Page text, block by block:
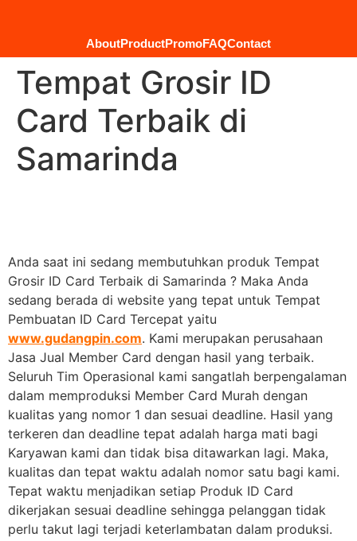
AboutProductPromoFAQContact
Tempat Grosir ID
Card Terbaik di
Samarinda
Anda saat ini sedang membutuhkan produk Tempat
Grosir ID Card Terbaik di Samarinda ? Maka Anda
sedang berada di website yang tepat untuk Tempat
Pembuatan ID Card Tercepat yaitu
www.gudangpin.com. Kami merupakan perusahaan
Jasa Jual Member Card dengan hasil yang terbaik.
Seluruh Tim Operasional kami sangatlah berpengalaman
dalam memproduksi Member Card Murah dengan
kualitas yang nomor 1 dan sesuai deadline. Hasil yang
terkeren dan deadline tepat adalah harga mati bagi
Karyawan kami dan tidak bisa ditawarkan lagi. Maka,
kualitas dan tepat waktu adalah nomor satu bagi kami.
Tepat waktu menjadikan setiap Produk ID Card
dikerjakan sesuai deadline sehingga pelanggan tidak
perlu takut lagi terjadi keterlambatan dalam produksi.